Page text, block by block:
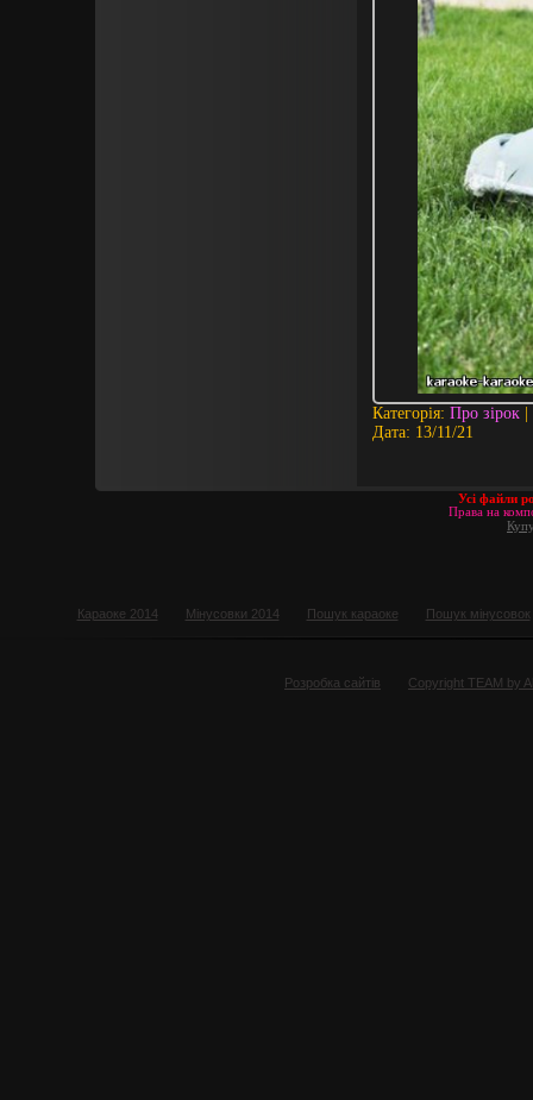
Категорія: Про зірок
Дата: 13/11/21
Усі файли
Права на
Караоке 2014 Мінусовки 2014 Пошук караоке Пошук мінусовок
Розробка сайтів Copyright TEAM by